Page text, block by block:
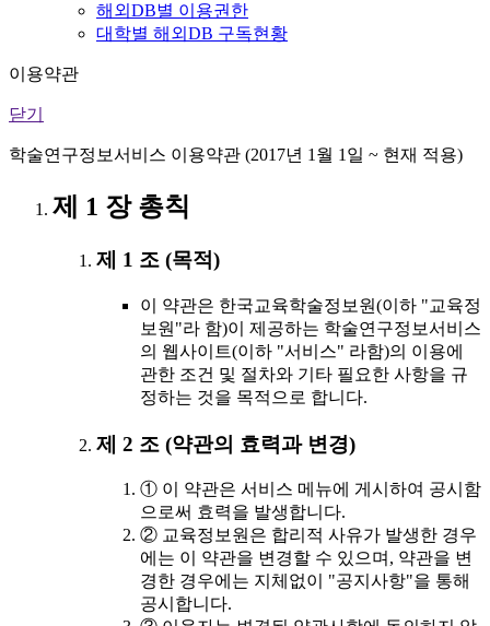
해외DB별 이용권한
대학별 해외DB 구독현황
이용약관
닫기
학술연구정보서비스 이용약관 (2017년 1월 1일 ~ 현재 적용)
제 1 장 총칙
제 1 조 (목적)
이 약관은 한국교육학술정보원(이하 "교육정
보원"라 함)이 제공하는 학술연구정보서비스
의 웹사이트(이하 "서비스" 라함)의 이용에
관한 조건 및 절차와 기타 필요한 사항을 규
정하는 것을 목적으로 합니다.
제 2 조 (약관의 효력과 변경)
① 이 약관은 서비스 메뉴에 게시하여 공시함
으로써 효력을 발생합니다.
② 교육정보원은 합리적 사유가 발생한 경우
에는 이 약관을 변경할 수 있으며, 약관을 변
경한 경우에는 지체없이 "공지사항"을 통해
공시합니다.